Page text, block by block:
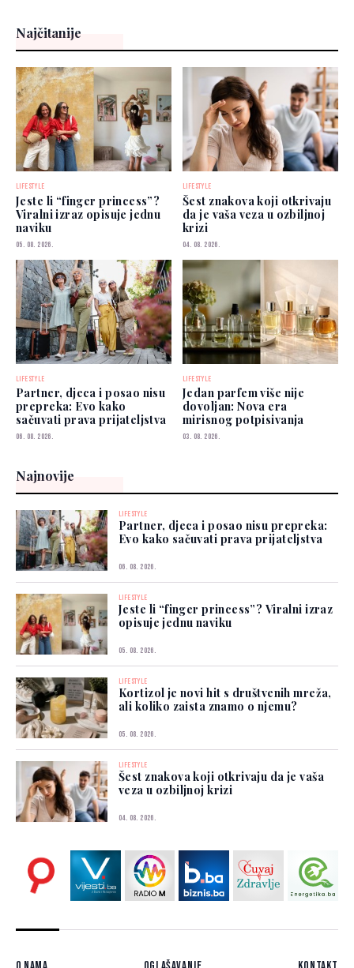
Najčitanije
LIFESTYLE
Jeste li “finger princess”?
Viralni izraz opisuje jednu
naviku
05. 08. 2026.
LIFESTYLE
Šest znakova koji otkrivaju
da je vaša veza u ozbiljnoj
krizi
04. 08. 2026.
LIFESTYLE
Partner, djeca i posao nisu
prepreka: Evo kako
sačuvati prava prijateljstva
06. 08. 2026.
LIFESTYLE
Jedan parfem više nije
dovoljan: Nova era
mirisnog potpisivanja
03. 08. 2026.
Najnovije
LIFESTYLE
Partner, djeca i posao nisu prepreka:
Evo kako sačuvati prava prijateljstva
06. 08. 2026.
LIFESTYLE
Jeste li “finger princess”? Viralni izraz
opisuje jednu naviku
05. 08. 2026.
LIFESTYLE
Kortizol je novi hit s društvenih mreža,
ali koliko zaista znamo o njemu?
05. 08. 2026.
LIFESTYLE
Šest znakova koji otkrivaju da je vaša
veza u ozbiljnoj krizi
04. 08. 2026.